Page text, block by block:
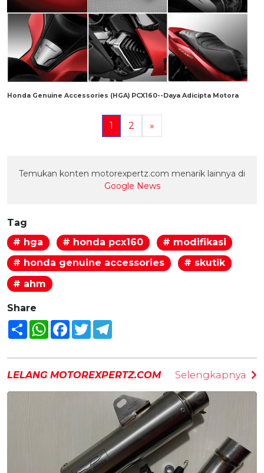
Honda Genuine Accessories (HGA) PCX160--Daya Adicipta Motora
1 2 »
Temukan konten motorexpertz.com menarik lainnya di
Google News
Tag
# hga
# honda pcx160
# modifikasi
# honda genuine accessories
# skutik
# ahm
Share
Share WhatsAppFacebook
Twitter
LELANG MOTOREXPERTZ.COM Selengkapnya